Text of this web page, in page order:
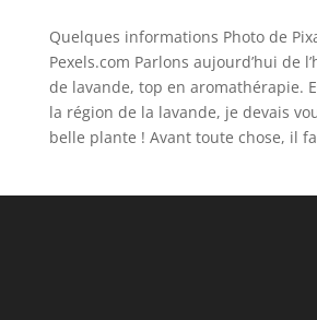
Quelques informations Photo de
Pexels.com Parlons aujourd’hui de
de lavande, top en aromathérapie.
la région de la lavande, je devais
belle plante ! Avant toute chose, il